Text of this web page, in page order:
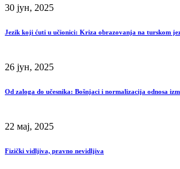
30 јун, 2025
Jezik koji ćuti u učionici: Kriza obrazovanja na turskom
26 јун, 2025
Od zaloga do učesnika: Bošnjaci i normalizacija odnosa
22 мај, 2025
Fizički vidljiva, pravno nevidljiva